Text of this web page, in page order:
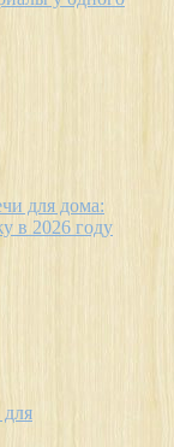
для дома:
в 2026 году